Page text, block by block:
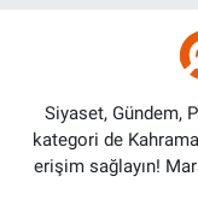
Siyaset, Gündem,
kategori de
erişim sağlayın!